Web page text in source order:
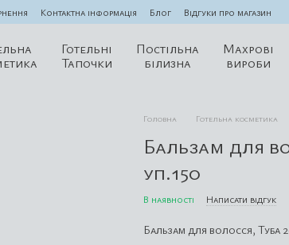
Контактна інформація Блог Відгуки про магазин
Готельні
Тапочки
Постільна
білизна
Махрові
вироби
Головна Готельна косметика
Бальзам для
уп.150
В наявності Написати відгук
Бальзам для волосся, Туба